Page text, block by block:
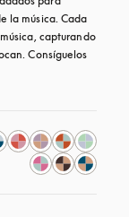
la música. Cada
capturando
Consíguelos